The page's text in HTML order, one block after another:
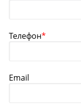
Телефон*
Email